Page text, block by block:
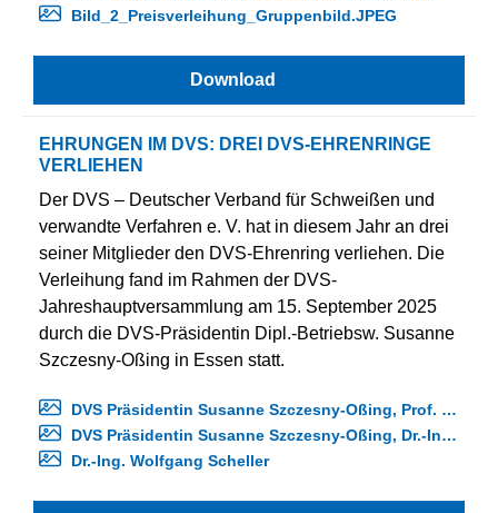
Bild_2_Preisverleihung_Gruppenbild.JPEG
Download
EHRUNGEN IM DVS: DREI DVS-EHRENRINGE
VERLIEHEN
Der DVS – Deutscher Verband für Schweißen und
verwandte Verfahren e. V. hat in diesem Jahr an drei
seiner Mitglieder den DVS-Ehrenring verliehen. Die
Verleihung fand im Rahmen der DVS-
Jahreshauptversammlung am 15. September 2025
durch die DVS-Präsidentin Dipl.-Betriebsw. Susanne
Szczesny-Oßing in Essen statt.
DVS Präsidentin Susanne Szczesny-Oßing, Prof. Dr.-Ing. Uwe Reisgen, DVS Vizepräsidentin Ines Hensel
DVS Präsidentin Susanne Szczesny-Oßing, Dr.-Ing. Horst Büttemeier, Dr. Udo Scheer
Dr.-Ing. Wolfgang Scheller